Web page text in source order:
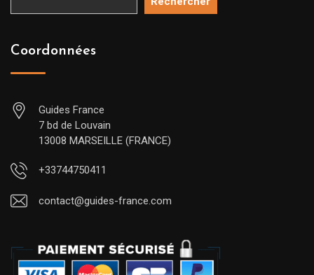
Coordonnées
Guides France
7 bd de Louvain
13008 MARSEILLE (FRANCE)
+33744750411
contact@guides-france.com